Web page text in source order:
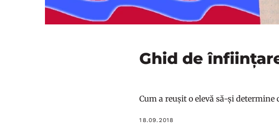
Ghid de
Cum a reușit o elevă să-și determine
18.09.2018